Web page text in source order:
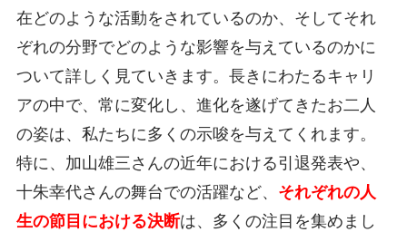
在どのような活動をされているのか、そしてそれ
ぞれの分野でどのような影響を与えているのかに
ついて詳しく見ていきます。長きにわたるキャリ
アの中で、常に変化し、進化を遂げてきたお二人
の姿は、私たちに多くの示唆を与えてくれます。
特に、加山雄三さんの近年における引退発表や、
十朱幸代さんの舞台での活躍など、 それぞれの人
生の節目における決断は、多くの注目を集めまし